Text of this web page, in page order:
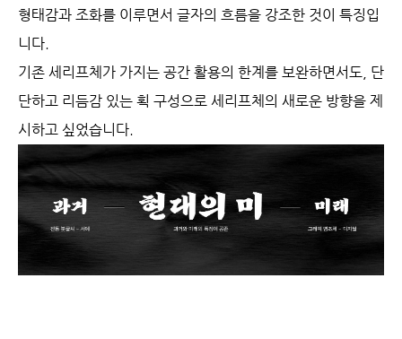
형태감과 조화를 이루면서 글자의 흐름을 강조한 것이 특징입
니다.
기존 세리프체가 가지는 공간 활용의 한계를 보완하면서도, 단
단하고 리듬감 있는 획 구성으로 세리프체의 새로운 방향을 제
시하고 싶었습니다.